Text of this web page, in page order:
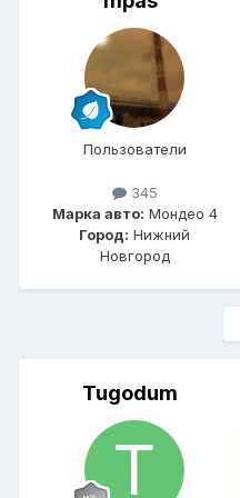
Пользователи
345
Марка авто: Мондео 4
Город: Нижний
Новгород
Tugodum